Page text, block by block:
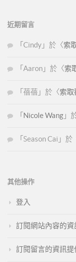
近期留言
「 Cindy 」於〈索
「 Aaron 」於〈索
「 蓓蓓 」於〈索取
「 Nicole Wang 」
「 Season Cai 」於
其他操作
登入
訂閱網站內容的資
訂閱留言的資訊提